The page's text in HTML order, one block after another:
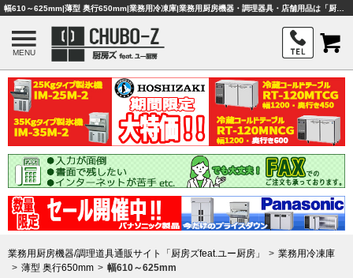
MENU
業務用厨房機器/調理道具通販サイト「厨房ズfeat.ユー厨房」
業務用冷凍庫
薄型 奥行650mm
幅610～625mm